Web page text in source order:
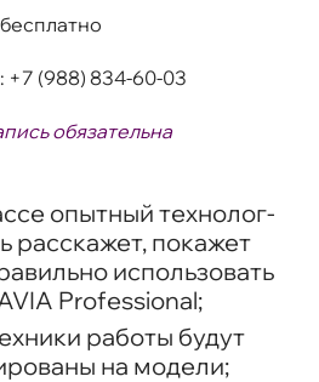
бесплатно
+7 (988) 834-60-03
обязательна
опытный технолог-
расскажет, покажет
использовать
Professional;
работы будут
на модели;